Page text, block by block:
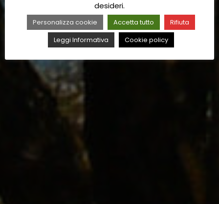
desideri.
Personalizza cookie Accetta tutto
Rifiuta
Leggi Informativa
Cookie policy